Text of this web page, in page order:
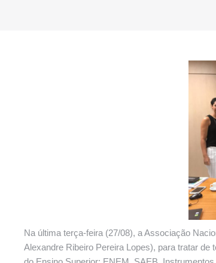
Na última terça-feira (27/08), a Associação
Alexandre Ribeiro Pereira Lopes), para tratar